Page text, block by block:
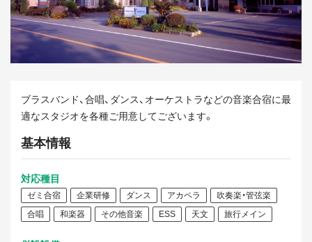
ブラスバンド、合唱、ダンス、オーケストラなどの音楽合宿に最
適なスタジオを各種ご用意してございます。
基本情報
対応種目
ゼミ合宿 企業研修 ダンス アカペラ
吹奏楽・管弦楽
合唱
和楽器 その他音楽 ESS 天文 旅行メイン